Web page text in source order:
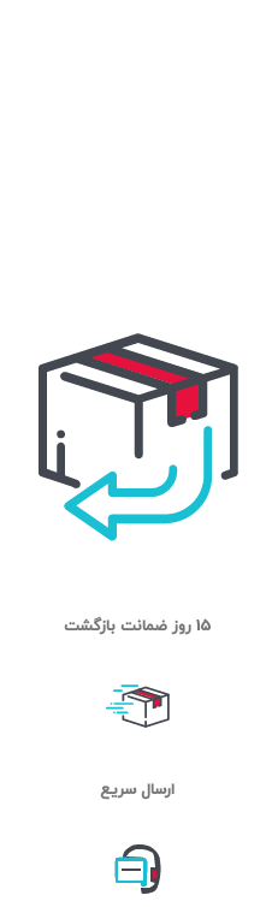
15 روز ضمانت بازگشت
ارسال سریع